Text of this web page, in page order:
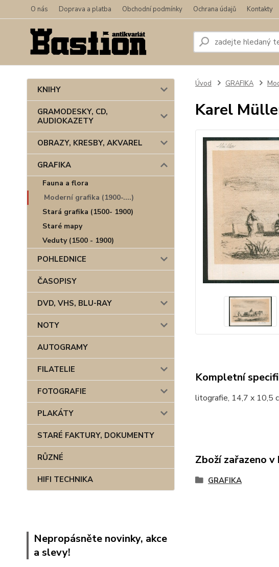
O nás Doprava a platba Obchodní podmínky Ochrana údajů Kontakty
KNIHY
GRAMODESKY, CD,
AUDIOKAZETY
OBRAZY, KRESBY, AKVAREL
GRAFIKA
Fauna a flora
Moderní grafika (1900-....)
Stará grafika (1500- 1900)
Staré mapy
Veduty (1500 - 1900)
POHLEDNICE
ČASOPISY
DVD, VHS, BLU-RAY
NOTY
AUTOGRAMY
FILATELIE
FOTOGRAFIE
PLAKÁTY
STARÉ FAKTURY, DOKUMENTY
RŮZNÉ
HIFI TECHNIKA
Nepropásněte novinky, akce
a slevy!
Úvod GRAFIKA
Karel
Kompletní
litografie, 14,7 x 10,5
Zboží zařazeno
GRAFIKA